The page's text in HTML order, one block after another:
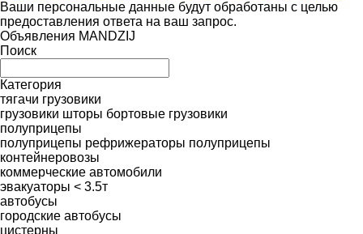
Ваши персональные данные будут обработаны с целью
предоставления ответа на ваш запрос.
Объявления MANDZIJ
Поиск
Категория
тягачи грузовики
грузовики шторы бортовые грузовики
полуприцепы
полуприцепы рефрижераторы полуприцепы
контейнеровозы
коммерческие автомобили
эвакуаторы < 3.5т
автобусы
городские автобусы
цистерны